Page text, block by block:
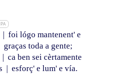
IPA
| foi lógo mantenent' e
graças toda a gente;
| ca ben sei cèrtamente
| esforç' e lum' e vía.